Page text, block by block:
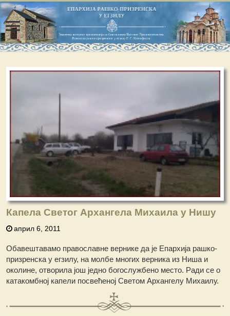
Капела Светог Архангела Михаила у Нишу
април 6, 2011
Обавештавамо православне вернике да је Епархија рашко-
призренска у егзилу, на молбе многих верника из Ниша и
околине, отворила још једно богослужбено место. Ради се о
катакомбној капели посвећеној Светом Архангелу Михаилу.